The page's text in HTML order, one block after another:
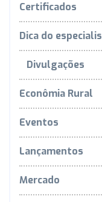
Certificados
Dica do
Divulgações
Econômia Rural
Eventos
Lançamentos
Mercado